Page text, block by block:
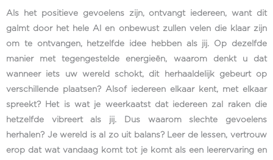
Als het positieve gevoelens zijn, ontvangt iedereen, want dit
galmt door het hele Al en onbewust zullen velen die klaar zijn
om te ontvangen, hetzelfde idee hebben als jij. Op dezelfde
manier met tegengestelde energieën, waarom denkt u dat
wanneer iets uw wereld schokt, dit herhaaldelijk gebeurt op
verschillende plaatsen? Alsof iedereen elkaar kent, met elkaar
spreekt? Het is wat je weerkaatst dat iedereen zal raken die
hetzelfde vibreert als jij. Dus waarom slechte gevoelens
herhalen? Je wereld is al zo uit balans? Leer de lessen, vertrouw
erop dat wat vandaag komt tot je komt als een leerervaring en